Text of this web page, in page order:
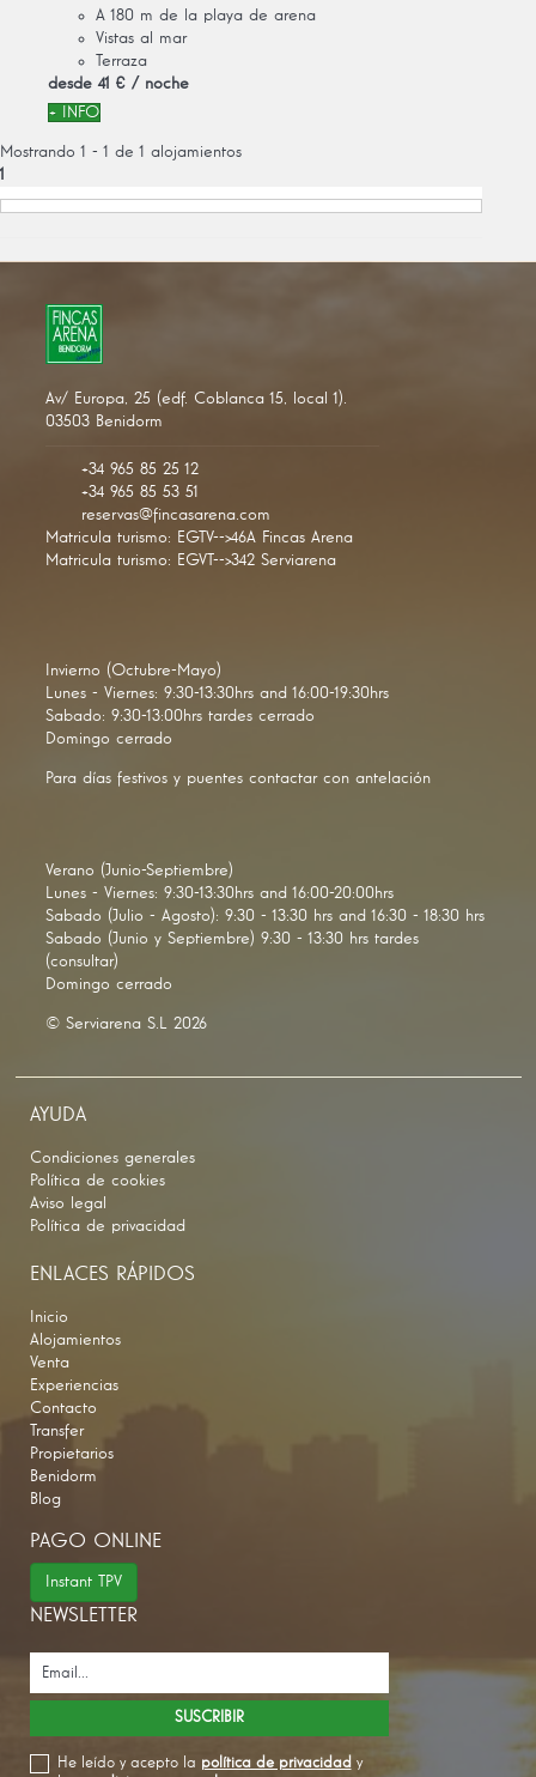
A 180 m de la playa de arena
Vistas al mar
Terraza
desde 41 € / noche
+ INFO
Mostrando 1 - 1 de 1 alojamientos
1
Av/ Europa, 25 (edf. Coblanca 15, local 1).
03503 Benidorm
+34 965 85 25 12
+34 965 85 53 51
reservas@fincasarena.com
Matricula turismo: EGTV-->46A Fincas Arena
Matricula turismo: EGVT-->342 Serviarena
Invierno (Octubre-Mayo)
Lunes - Viernes: 9:30-13:30hrs and 16:00-19:30hrs
Sabado: 9:30-13:00hrs tardes cerrado
Domingo cerrado
Para días festivos y puentes contactar con antelación
Verano (Junio-Septiembre)
Lunes - Viernes: 9:30-13:30hrs and 16:00-20:00hrs
Sabado (Julio - Agosto): 9:30 - 13:30 hrs and 16:30 - 18:30 hrs
Sabado (Junio y Septiembre) 9:30 - 13:30 hrs tardes
(consultar)
Domingo cerrado
© Serviarena S.L 2026
AYUDA
Condiciones generales
Política de cookies
Aviso legal
Política de privacidad
ENLACES RÁPIDOS
Inicio
Alojamientos
Venta
Experiencias
Contacto
Transfer
Propietarios
Benidorm
Blog
PAGO ONLINE
Instant TPV
NEWSLETTER
He leído y acepto la política de privacidad y